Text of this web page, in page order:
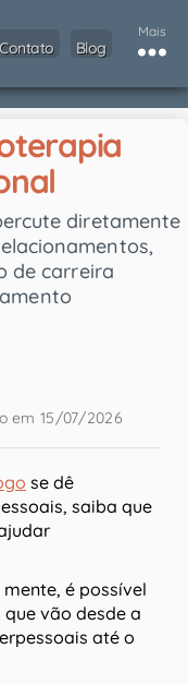
Contato Blog
Mais
diretamente
de carreira
em 15/07/2026
se dê
saiba que
é possível
vão desde a
até o